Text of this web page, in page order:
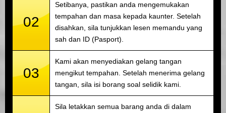
02
Setibanya, pastikan anda mengemukakan
tempahan dan masa kepada kaunter. Setelah
disahkan, sila tunjukkan lesen memandu yang
sah dan ID (Pasport).
03
Kami akan menyediakan gelang tangan
mengikut tempahan. Setelah menerima gelang
tangan, sila isi borang soal selidik kami.
Sila letakkan semua barang anda di dalam